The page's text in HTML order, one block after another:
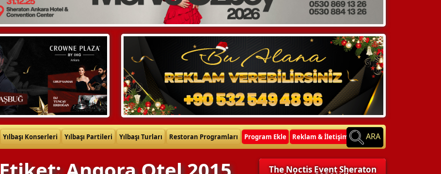
Yılbaşı Konserleri Yılbaşı Partileri Yılbaşı Turları Restoran Programları Program Ekle Reklam & İletişim ARA
The Noctis Event Sheraton